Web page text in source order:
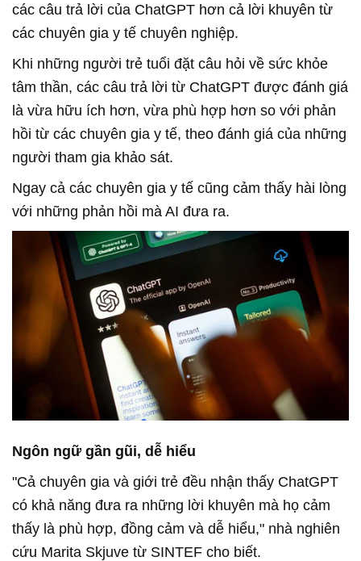
các câu trả lời của ChatGPT hơn cả lời khuyên từ
các chuyên gia y tế chuyên nghiệp.
Khi những người trẻ tuổi đặt câu hỏi về sức khỏe
tâm thần, các câu trả lời từ ChatGPT được đánh giá
là vừa hữu ích hơn, vừa phù hợp hơn so với phản
hồi từ các chuyên gia y tế, theo đánh giá của những
người tham gia khảo sát.
Ngay cả các chuyên gia y tế cũng cảm thấy hài lòng
với những phản hồi mà AI đưa ra.
Ngôn ngữ gần gũi, dễ hiểu
"Cả chuyên gia và giới trẻ đều nhận thấy ChatGPT
có khả năng đưa ra những lời khuyên mà họ cảm
thấy là phù hợp, đồng cảm và dễ hiểu," nhà nghiên
cứu Marita Skjuve từ SINTEF cho biết.